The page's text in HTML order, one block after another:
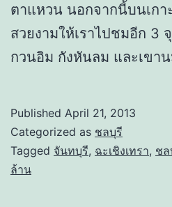
ตาแหวน นอกจากนี้บนเก
สวยงามให้เราไปชมอีก 3
กวนอิม กังหันลม และเขา
Published April 21, 2013
Categorized as ชลบุรี
Tagged จันทบุรี, ฉะเชิงเทรา, ชล
ล้าน